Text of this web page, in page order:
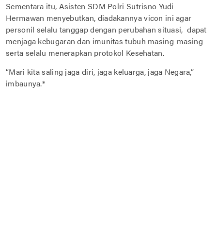
Sementara itu, Asisten SDM Polri Sutrisno Yudi
Hermawan menyebutkan, diadakannya vicon ini agar
personil selalu tanggap dengan perubahan situasi, dapat
menjaga kebugaran dan imunitas tubuh masing-masing
serta selalu menerapkan protokol Kesehatan.
“Mari kita saling jaga diri, jaga keluarga, jaga Negara,”
imbaunya.*